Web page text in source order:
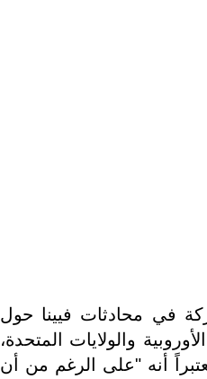
في محادثات فيينا حول
والولايات المتحدة،
أنه "على الرغم من أن